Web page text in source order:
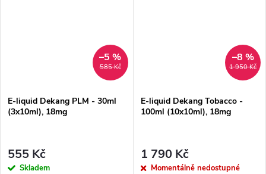
585 Kč
–5 %
E-liquid Dekang PLM - 30ml
(3x10ml), 18mg
555 Kč
Skladem
1 950 Kč
–8 %
E-liquid Dekang Tobacco -
100ml (10x10ml), 18mg
1 790 Kč
Momentálně nedostupné